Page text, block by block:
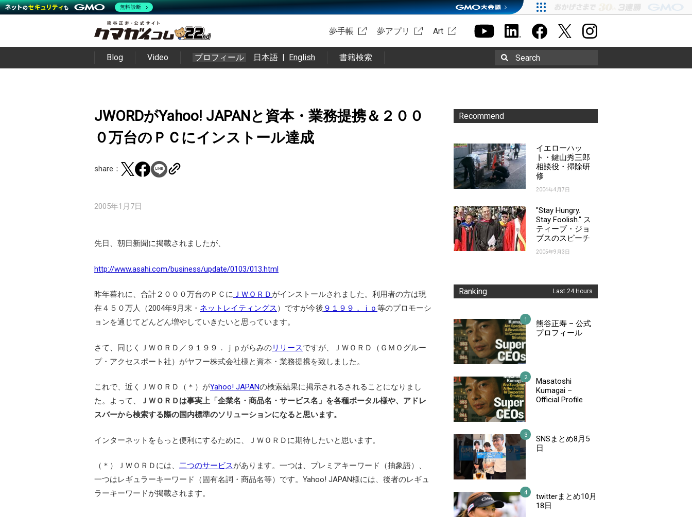
夢手帳 夢アプリ Art
Blog Video プロフィール 日本語 | English 書籍検索 Search
JWORDがYahoo! JAPANと資本・業務提携＆２００
０万台のＰＣにインストール達成
share：
2005年1月7日
先日、朝日新聞に掲載されましたが、
http://www.asahi.com/business/update/0103/013.html
昨年暮れに、合計２０００万台のＰＣに ＪＷＯＲＤ がインストールされました。利用者の方は現
在４５０万人（2004年9月末・ ネットレイティングス ）ですが今後 ９１９９．ｊｐ 等のプロモーシ
ョンを通じてどんどん増やしていきたいと思っています。
さて、同じくＪＷＯＲＤ／９１９９．ｊｐがらみのリリースですが、ＪＷＯＲＤ（ＧＭＯグルー
プ・アクセスポート社）がヤフー株式会社様と資本・業務提携を致しました。
これで、近くＪＷＯＲＤ（＊）がYahoo! JAPANの検索結果に掲示されるされることになりまし
た。よって、
ＪＷＯＲＤは事実上「企業名・商品名・サービス名」を各種ポータル様や、アドレ
スバーから検索する際の国内標準のソリューションになると思います。
インターネットをもっと便利にするために、ＪＷＯＲＤに期待したいと思います。
（＊）ＪＷＯＲＤには、 二つのサービスがあります。一つは、プレミアキーワード（抽象語）、
一つはレギュラーキーワード（固有名詞・商品名等）です。Yahoo! JAPAN様には、後者のレギュ
ラーキーワードが掲載されます。
Recommend
イエローハッ
ト・鍵山秀三郎
相談役・掃除研
修
2004年4月7日
"Stay Hungry.
Stay Foolish." ス
ティーブ・ジョ
ブスのスピーチ
2005年9月3日
Ranking Last 24 Hours
熊谷正寿 – 公式
プロフィール
Masatoshi
Kumagai –
Official Profile
SNSまとめ8月5
日
twitterまとめ10月
18日
無料診断